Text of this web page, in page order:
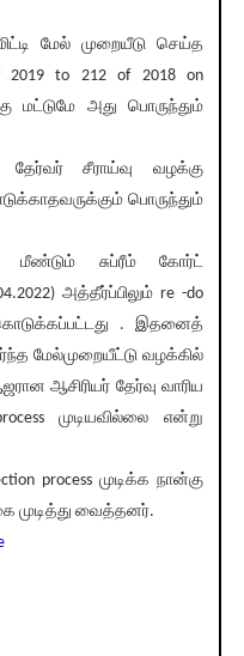
மேல் முறையீடு செய்த
2019 to 212 of 2018 on
மட்டுமே அது பொருந்தும்
தேர்வர் சீராய்வு வழக்கு
பொருந்தும்
மீண்டும் சுப்ரீம் கோர்ட்
அத்தீர்ப்பிலும் re -do
கொடுக்கப்பட்டது . இதனைத்
மேல்முறையீட்டு வழக்கில்
ஆசிரியர் தேர்வு வாரிய
முடியவில்லை என்று
process முடிக்க நான்கு
முடித்து வைத்தனர்.